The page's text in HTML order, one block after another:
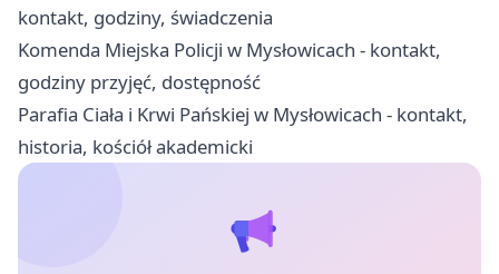
kontakt, godziny, świadczenia
Komenda Miejska Policji w Mysłowicach - kontakt,
godziny przyjęć, dostępność
Parafia Ciała i Krwi Pańskiej w Mysłowicach - kontakt,
historia, kościół akademicki